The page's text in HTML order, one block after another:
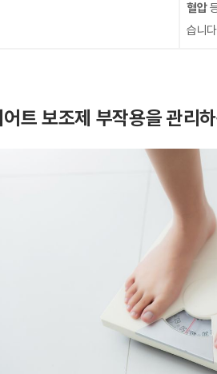
혈압
습니
어트 보조제 부작용을 관리